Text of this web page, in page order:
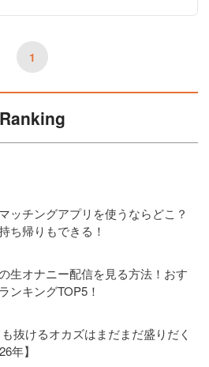
1
Ranking
ッチングアプリを使うならどこ？
ち帰りもできる！
生オナニー配信を見る方法！おす
ンキングTOP5！
抜けるオカズはまだまだ盛りだく
年】